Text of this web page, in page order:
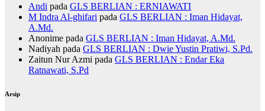
Andi pada GLS BERLIAN : ERNIAWATI
M Indra Al-ghifari pada GLS BERLIAN : Iman Hidayat,
A.Md.
Anonime pada GLS BERLIAN : Iman Hidayat, A.Md.
Nadiyah pada GLS BERLIAN : Dwie Yustin Pratiwi, S.Pd.
Zaitun Nur Azmi pada GLS BERLIAN : Endar Eka
Ratnawati, S.Pd
Arsip